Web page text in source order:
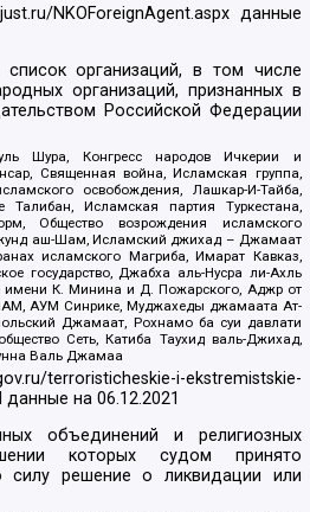
NKOForeignAgent.aspxданные
организаций, в том числе
организаций, признанных в
Российской Федерации
Шура, Конгресс народов Ичкерии и
Священная война, Исламская группа,
освобождения, Лашкар-И-Тайба,
Исламская партия Туркестана,
Общество возрождения исламского
аш-Шам, Исламский джихад – Джамаат
исламского Магриба, Имарат Кавказ,
государство, Джабха аль-Нусра ли-Ахль
К. Минина и Д. Пожарского, Аджр от
АУМ Синрике, Муджахеды джамаата Ат-
Джамаат, Рохнамо ба суи давлати
Сеть, Катиба Таухид валь-Джихад,
Валь Джамаа
terroristicheskie-i-ekstremistskie-
данные на06.12.2021
объединений и религиозных
которых судом принято
силу решение о ликвидации или